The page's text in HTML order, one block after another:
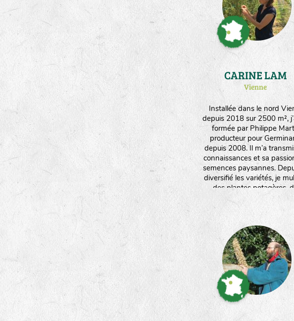
Installée dans le nord
depuis 2018 sur 2500 m²,
formée par Philippe
producteur pour
depuis 2008. Il m’a
connaissances et sa
semences paysannes.
diversifié les variétés, je
des plantes potagères,
aromatiques et médicinales,
fleurs. Je travaille
interviens le moins possible
plantes pour favoriser leur
et leur adaptation. Je
également des plants issus
semences. J’aime l’infinie
par laquelle la nature se
travers les graines !
CARINE LAM
Vienne